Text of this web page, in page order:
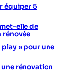
équiper 5
elle de
rénovée
play » pour une
rénovation